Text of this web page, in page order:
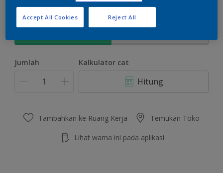
Ukuran
Jumlah Kalkulator cat
Hitung
Tambahkan ke Ruang Kerja Temukan Toko
Lihat warna ini pada aplikasi
Reject All
Accept All Cookies